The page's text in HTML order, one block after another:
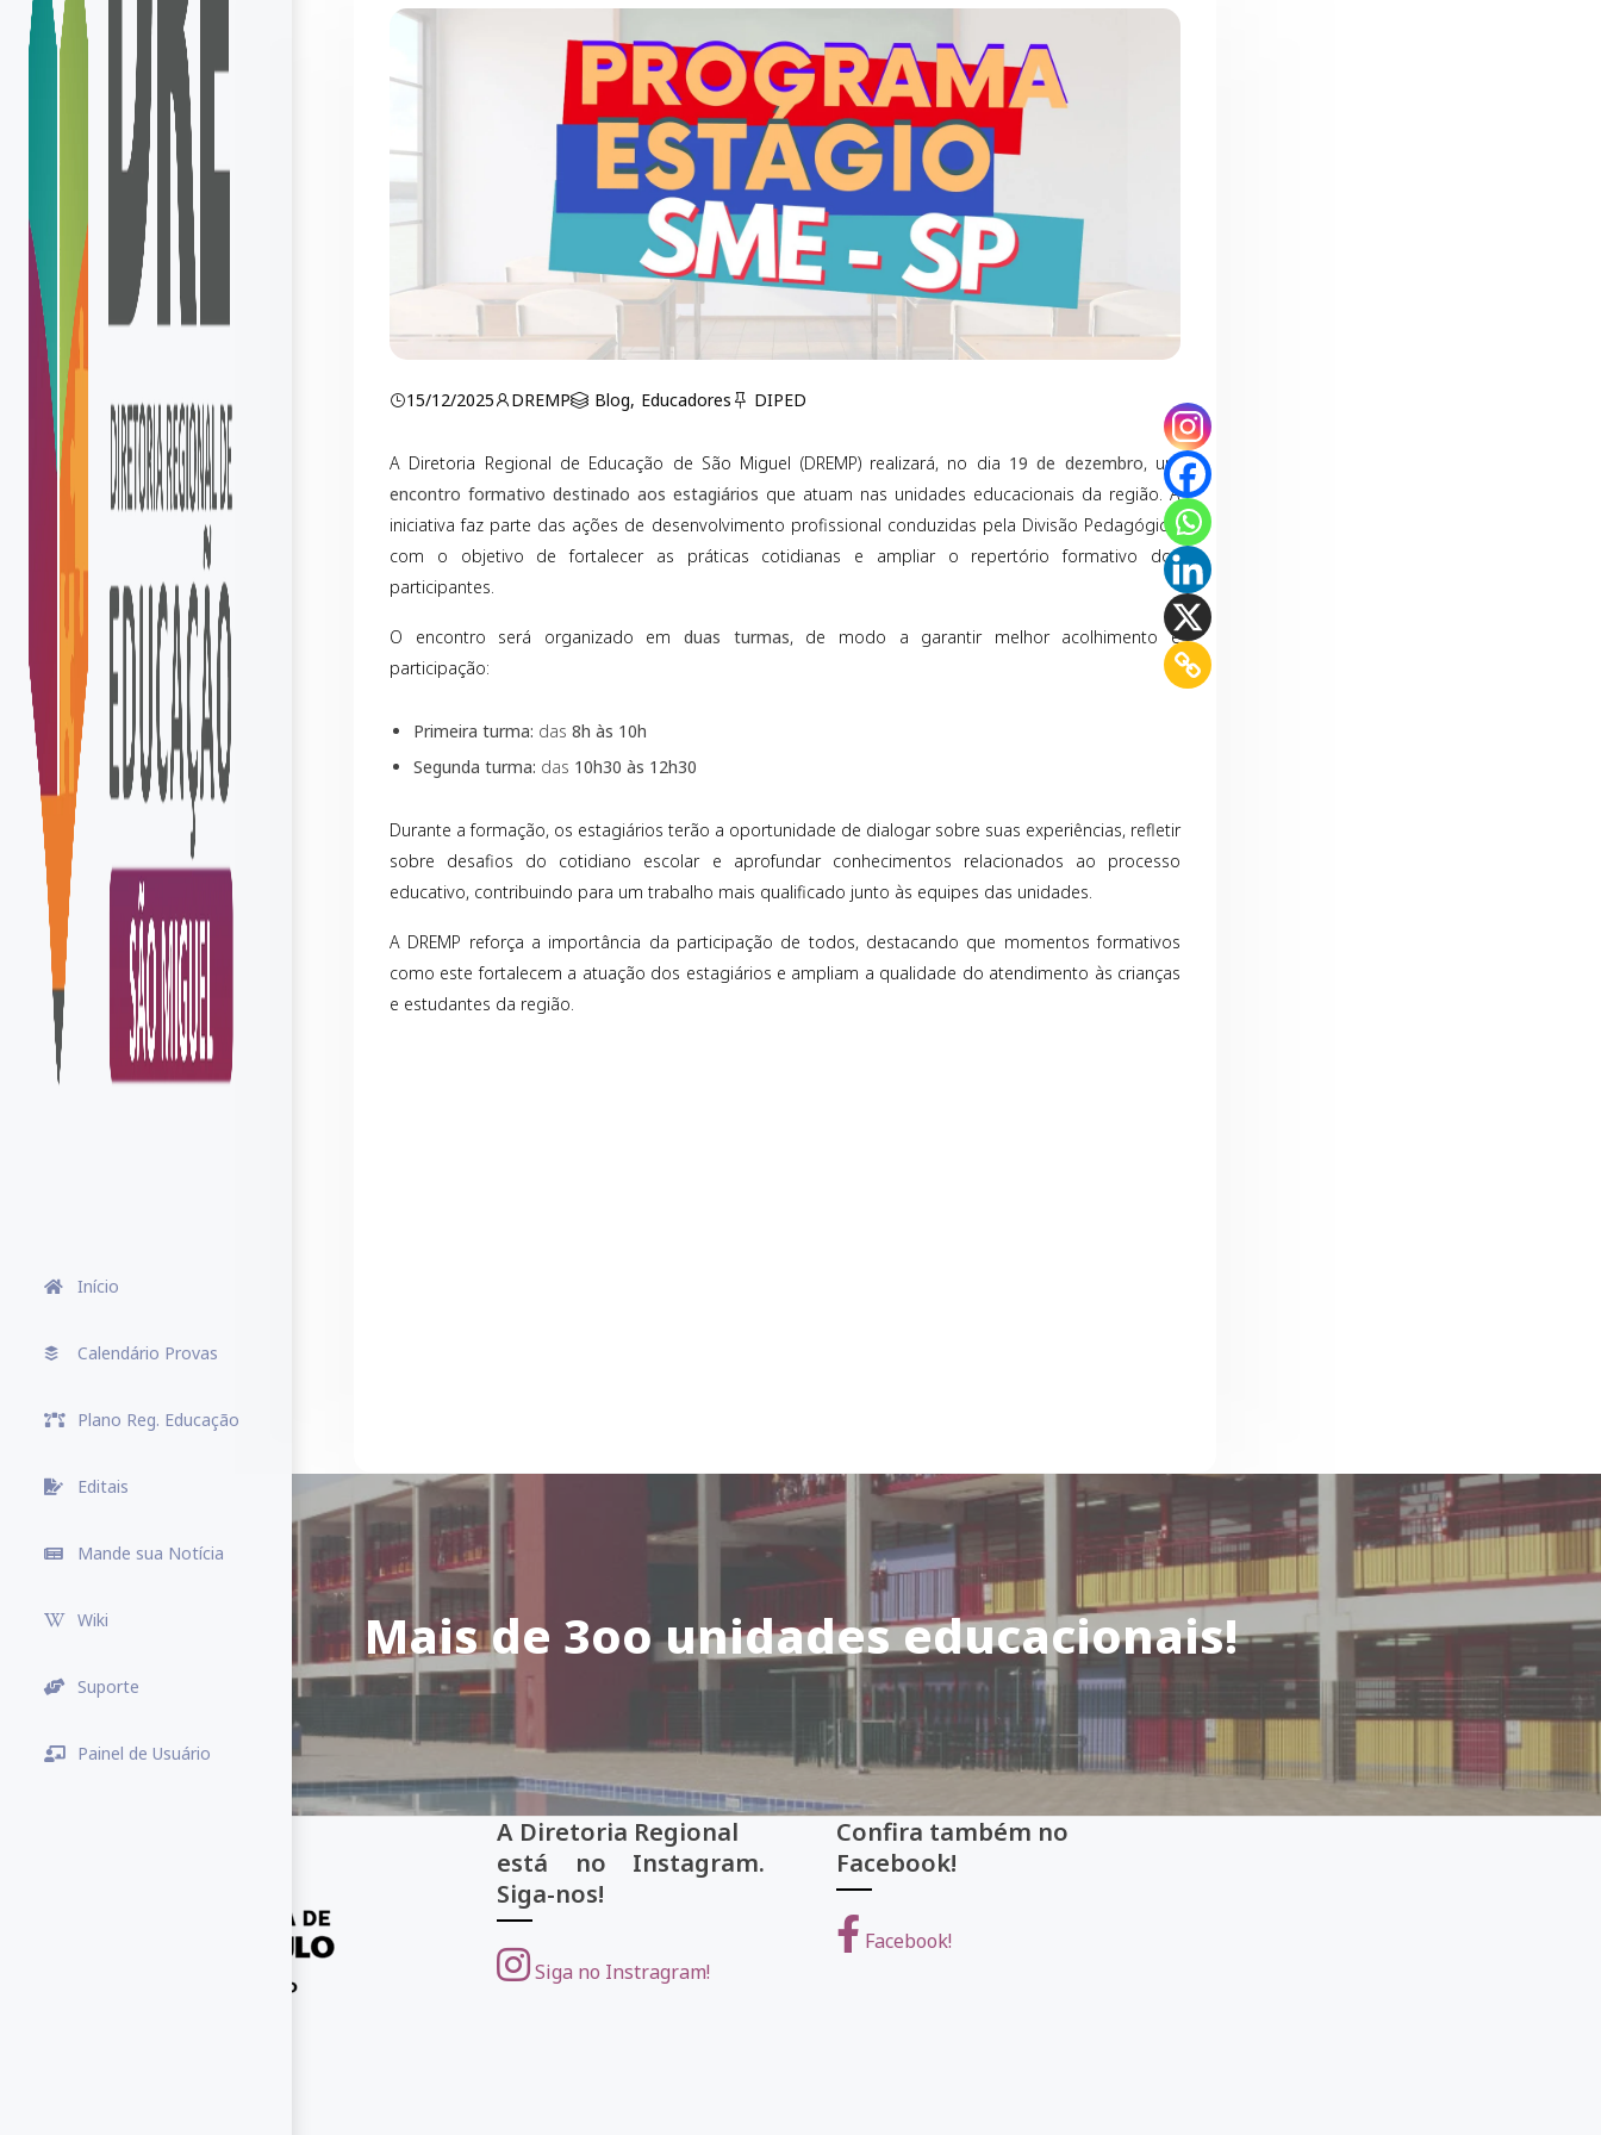
Início
Calendário Provas
Plano Reg. Educação
Editais
Mande sua Notícia
Wiki
Suporte
Painel de Usuário
15/12/2025 DREMP Blog, Educadores DIPED
A Diretoria Regional de Educação de São Miguel (DREMP) realizará, no dia 19 de dezembro, um
encontro formativo destinado aos estagiários que atuam nas unidades educacionais da região. A
iniciativa faz parte das ações de desenvolvimento profissional conduzidas pela Divisão Pedagógica,
com o objetivo de fortalecer as práticas cotidianas e ampliar o repertório formativo dos
participantes.
O encontro será organizado emduas turmas, de modo a garantir melhor acolhimento e
participação:
Primeira turma: das 8h às 10h
Segunda turma: das 10h30 às 12h30
Durante a formação, os estagiários terão a oportunidade de dialogar sobre suas experiências, refletir
sobre desafios do cotidiano escolar e aprofundar conhecimentos relacionados ao processo
educativo, contribuindo para um trabalho mais qualificado junto às equipes das unidades.
A DREMP reforça a importância da participação de todos, destacando que momentos formativos
como este fortalecem a atuação dos estagiários e ampliam a qualidade do atendimento às crianças
e estudantes da região.
Mais de 3oo unidades educacionais!
A Diretoria Regional
está no Instagram.
Siga-nos!
Siga no Instragram!
Confira também no
Facebook!
Facebook!